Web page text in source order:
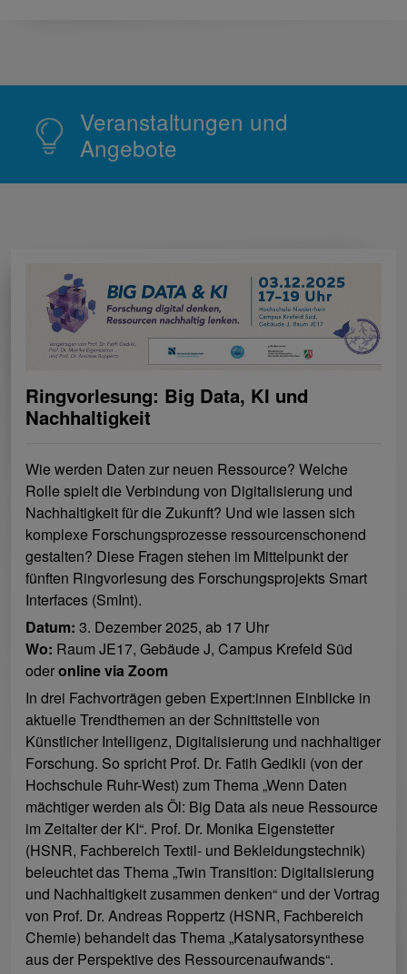
Veranstaltungen und
Angebote
Ringvorlesung: Big Data, KI und
Nachhaltigkeit
Wie werden Daten zur neuen Ressource? Welche
Rolle spielt die Verbindung von Digitalisierung und
Nachhaltigkeit für die Zukunft? Und wie lassen sich
komplexe Forschungsprozesse ressourcenschonend
gestalten? Diese Fragen stehen im Mittelpunkt der
fünften Ringvorlesung des Forschungsprojekts Smart
Interfaces (SmInt).
Datum: 3. Dezember 2025, ab 17 Uhr
Wo: Raum JE17, Gebäude J, Campus Krefeld Süd
oderonline via Zoom
In drei Fachvorträgen geben Expert:innen Einblicke in
aktuelle Trendthemen an der Schnittstelle von
Künstlicher Intelligenz, Digitalisierung und nachhaltiger
Forschung. So spricht Prof. Dr. Fatih Gedikli (von der
Hochschule Ruhr-West) zum Thema „Wenn Daten
mächtiger werden als Öl: Big Data als neue Ressource
im Zeitalter der KI“. Prof. Dr. Monika Eigenstetter
(HSNR, Fachbereich Textil- und Bekleidungstechnik)
beleuchtet das Thema „Twin Transition: Digitalisierung
und Nachhaltigkeit zusammen denken“ und der Vortrag
von Prof. Dr. Andreas Roppertz (HSNR, Fachbereich
Chemie) behandelt das Thema „Katalysatorsynthese
aus der Perspektive des Ressourcenaufwands“.